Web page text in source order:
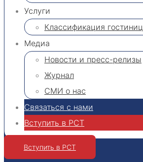
Услуги
Классификация гостиниц​
Медиа
Новости и пресс-релизы
Журнал
СМИ о нас
Связаться с нами
Вступить в РСТ
Вступить в РСТ